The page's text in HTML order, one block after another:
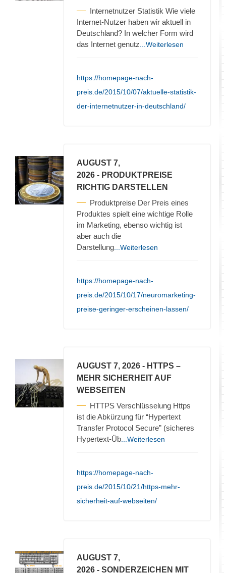
Internetnutzer Statistik Wie viele
Internet-Nutzer haben wir aktuell in
Deutschland? In welcher Form wird
das Internet genutz ...Weiterlesen
https://homepage-nach-
preis.de/2015/10/07/aktuelle-statistik-
der-internetnutzer-in-deutschland/
AUGUST 7,
2026 - PRODUKTPREISE
RICHTIG DARSTELLEN
Produktpreise Der Preis eines
Produktes spielt eine wichtige Rolle
im Marketing, ebenso wichtig ist
aber auch die
Darstellung ...Weiterlesen
https://homepage-nach-
preis.de/2015/10/17/neuromarketing-
preise-geringer-erscheinen-lassen/
AUGUST 7, 2026 - HTTPS –
MEHR SICHERHEIT AUF
WEBSEITEN
HTTPS Verschlüsselung Https
ist die Abkürzung für “Hypertext
Transfer Protocol Secure” (sicheres
Hypertext-Üb ...Weiterlesen
https://homepage-nach-
preis.de/2015/10/21/https-mehr-
sicherheit-auf-webseiten/
AUGUST 7,
2026 - SONDERZEICHEN MIT